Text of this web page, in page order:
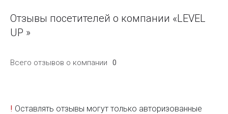
Отзывы посетителей о компании «LEVEL
UP »
Всего отзывов о компании 0
! Оставлять отзывы могут только авторизованные